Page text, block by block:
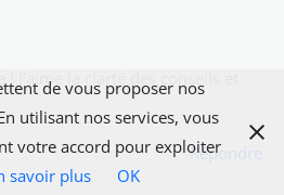
J’aime la clarté des conseils et
Répondre
de vous proposer nos
utilisant nos services, vous
votre accord pour exploiter
savoir plus OK